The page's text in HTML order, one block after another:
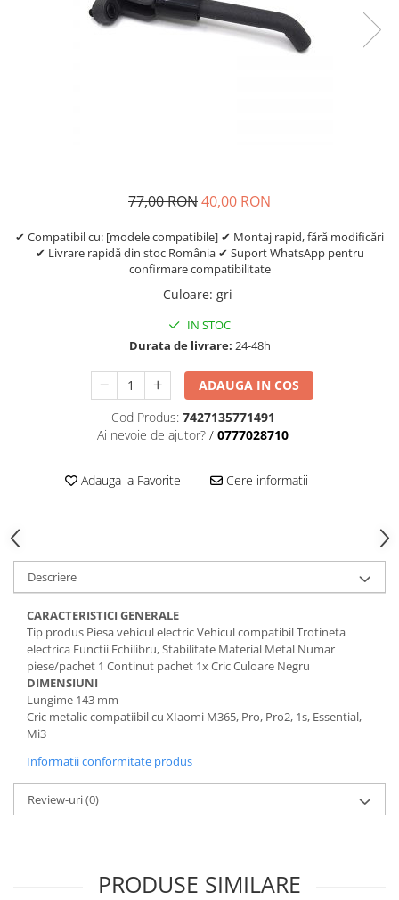
77,00 RON40,00 RON
✔ Compatibil cu: [modele compatibile] ✔ Montaj rapid, fără modificări
✔ Livrare rapidă din stoc România ✔ Suport WhatsApp pentru
confirmare compatibilitate
Culoare: gri
IN STOC
Durata de livrare: 24-48h
ADAUGA IN COS
Cod Produs: 7427135771491
Ai nevoie de ajutor? / 0777028710
Adauga la Favorite Cere informatii
Descriere
CARACTERISTICI GENERALE
Tip produs Piesa vehicul electric Vehicul compatibil Trotineta
electrica Functii Echilibru, Stabilitate Material Metal Numar
piese/pachet 1 Continut pachet 1x Cric Culoare Negru
DIMENSIUNI
Lungime 143 mm
Cric metalic compatiibil cu XIaomi M365, Pro, Pro2, 1s, Essential,
Mi3
Informatii conformitate produs
Review-uri(0)
PRODUSE SIMILARE